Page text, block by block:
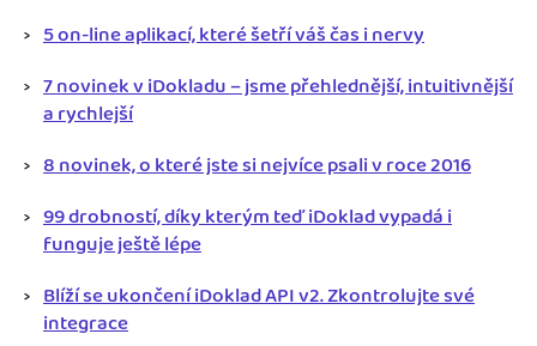
5 on-line aplikací, které šetří váš čas i nervy
7 novinek v iDokladu – jsme přehlednější, intuitivnější
a rychlejší
8 novinek, o které jste si nejvíce psali v roce 2016
99 drobností, díky kterým teď iDoklad vypadá i
funguje ještě lépe
Blíží se ukončení iDoklad API v2. Zkontrolujte své
integrace